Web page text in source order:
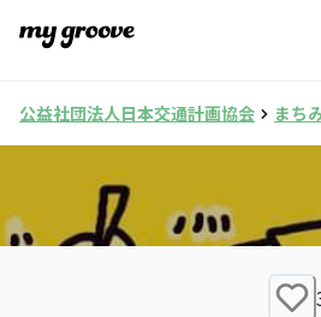
公益社団法人日本交通計画協会 まち